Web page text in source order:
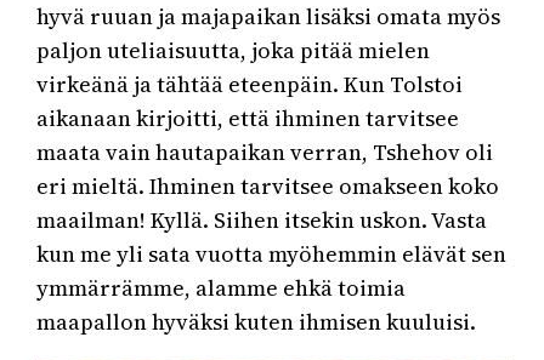
hyvä ruuan ja majapaikan lisäksi omata myös
paljon uteliaisuutta, joka pitää mielen
virkeänä ja tähtää eteenpäin. Kun Tolstoi
aikanaan kirjoitti, että ihminen tarvitsee
maata vain hautapaikan verran, Tshehov oli
eri mieltä. Ihminen tarvitsee omakseen koko
maailman! Kyllä. Siihen itsekin uskon. Vasta
kun me yli sata vuotta myöhemmin elävät sen
ymmärrämme, alamme ehkä toimia
maapallon hyväksi kuten ihmisen kuuluisi.